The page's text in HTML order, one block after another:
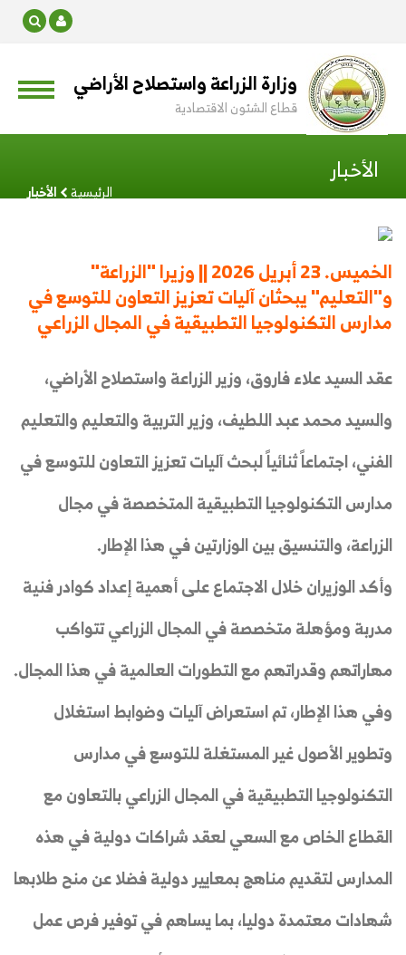
وزارة الزراعة واستصلاح الأراضي
قطاع الشئون الاقتصادية
الأخبار
الرئيسية الأخبار
الخميس. 23 أبريل 2026 || وزيرا "الزراعة"
و"التعليم" يبحثان آليات تعزيز التعاون للتوسع في
مدارس التكنولوجيا التطبيقية في المجال الزراعي
عقد السيد علاء فاروق، وزير الزراعة واستصلاح الأراضي،
والسيد محمد عبد اللطيف، وزير التربية والتعليم والتعليم
الفني، اجتماعاً ثنائياً لبحث آليات تعزيز التعاون للتوسع في
مدارس التكنولوجيا التطبيقية المتخصصة في مجال
الزراعة، والتنسيق بين الوزارتين في هذا الإطار.
وأكد الوزيران خلال الاجتماع على أهمية إعداد كوادر فنية
مدربة ومؤهلة متخصصة في المجال الزراعي تتواكب
مهاراتهم وقدراتهم مع التطورات العالمية في هذا المجال.
وفي هذا الإطار، تم استعراض آليات وضوابط استغلال
وتطوير الأصول غير المستغلة للتوسع في مدارس
التكنولوجيا التطبيقية في المجال الزراعي بالتعاون مع
القطاع الخاص مع السعي لعقد شراكات دولية في هذه
المدارس لتقديم مناهج بمعايير دولية فضلا عن منح طلابها
شهادات معتمدة دوليا، بما يساهم في توفير فرص عمل